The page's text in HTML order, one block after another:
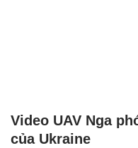
Video UAV Nga
của Ukraine